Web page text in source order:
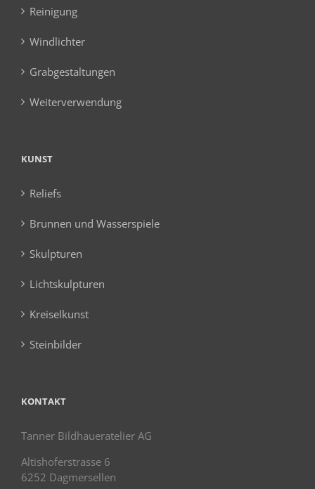
Reinigung
Windlichter
Grabgestaltungen
Weiterverwendung
KUNST
Reliefs
Brunnen und Wasserspiele
Skulpturen
Lichtskulpturen
Kreiselkunst
Steinbilder
KONTAKT
Tanner Bildhaueratelier AG
Altishoferstrasse 6
6252 Dagmersellen